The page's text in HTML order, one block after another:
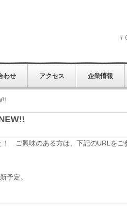
〒
わせ アクセス 企業情報
ご興味のある方は、下記のURLをご
予定。